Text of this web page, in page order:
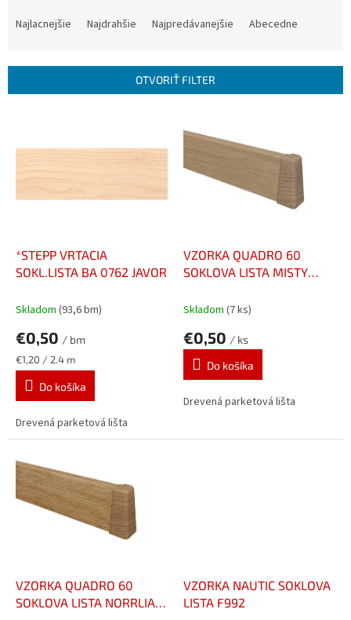
i
Najlacnejšie Najdrahšie Najpredávanejšie Abecedne
OTVORIŤ FILTER
p
p
*STEPP VRTACIA
SOKL.LISTA BA 0762 JAVOR
Skladom (93,6 bm)
€0,50 / bm
Jednotková
cena:
€1,20 / 2.4 m
Do košíka
Drevená parketová lišta
VZORKA QUADRO 60
SOKLOVA LISTA MISTY
Skladom (7 ks)
€0,50 / ks
Do košíka
Drevená parketová lišta
VZORKA QUADRO 60
SOKLOVA LISTA NORRLIA
VZORKA NAUTIC SOKLOVA
LISTA F992